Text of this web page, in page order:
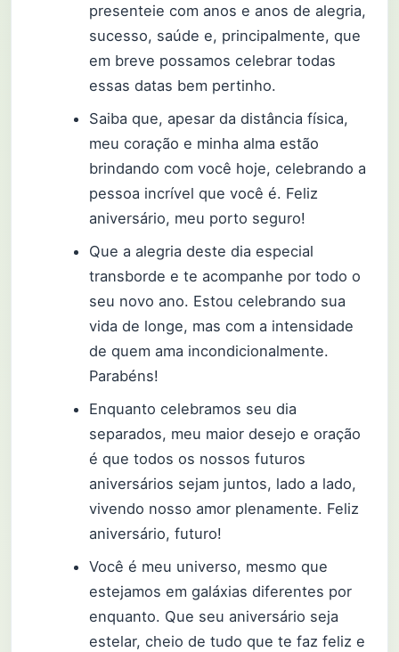
presenteie com anos e anos de alegria,
sucesso, saúde e, principalmente, que
em breve possamos celebrar todas
essas datas bem pertinho.
Saiba que, apesar da distância física,
meu coração e minha alma estão
brindando com você hoje, celebrando a
pessoa incrível que você é. Feliz
aniversário, meu porto seguro!
Que a alegria deste dia especial
transborde e te acompanhe por todo o
seu novo ano. Estou celebrando sua
vida de longe, mas com a intensidade
de quem ama incondicionalmente.
Parabéns!
Enquanto celebramos seu dia
separados, meu maior desejo e oração
é que todos os nossos futuros
aniversários sejam juntos, lado a lado,
vivendo nosso amor plenamente. Feliz
aniversário, futuro!
Você é meu universo, mesmo que
estejamos em galáxias diferentes por
enquanto. Que seu aniversário seja
estelar, cheio de tudo que te faz feliz e